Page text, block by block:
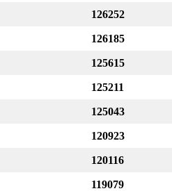
126252
126185
125615
125211
125043
120923
120116
119079